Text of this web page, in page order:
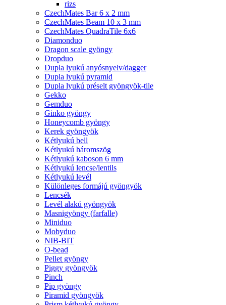
rizs
CzechMates Bar 6 x 2 mm
CzechMates Beam 10 x 3 mm
CzechMates QuadraTile 6x6
Diamonduo
Dragon scale gyöngy
Dropduo
Dupla lyukú anyósnyelv/dagger
Dupla lyukú pyramid
Dupla lyukú préselt gyöngyök-tile
Gekko
Gemduo
Ginko gyöngy
Honeycomb gyöngy
Kerek gyöngyök
Kétlyukú bell
Kétlyukú háromszög
Kétlyukú kaboson 6 mm
Kétlyukú lencse/lentils
Kétlyukú levél
Különleges formájú gyöngyök
Lencsék
Levél alakú gyöngyök
Masnigyöngy (farfalle)
Miniduo
Mobyduo
NIB-BIT
O-bead
Pellet gyöngy
Piggy gyöngyök
Pinch
Pip gyöngy
Piramid gyöngyök